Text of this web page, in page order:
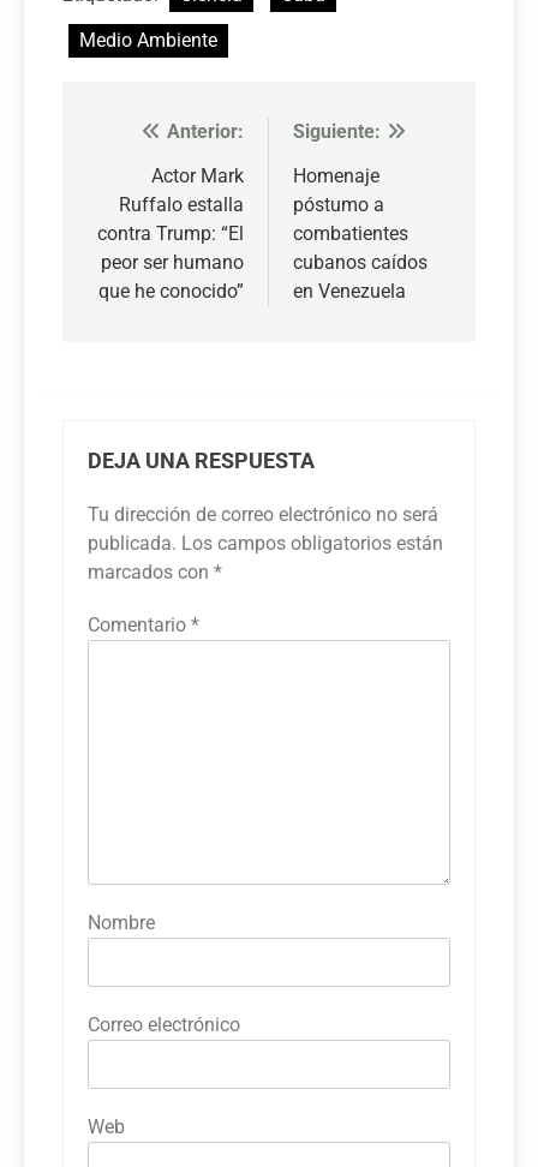
Medio Ambiente
Navegación
entradas
Anterior:
Actor Mark
Ruffalo estalla
contra Trump: “El
peor ser humano
que he conocido”
Siguiente:
Homenaje
póstumo a
combatientes
cubanos caídos
en Venezuela
DEJA UNA RESPUESTA
Tu dirección de correo electrónico no será
publicada. Los campos obligatorios están
marcados con *
Comentario *
Nombre
Correo electrónico
Web